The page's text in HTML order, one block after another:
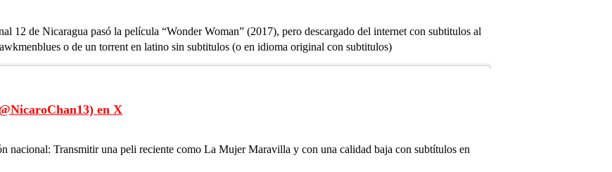
12 de Nicaragua pasó la película “Wonder Woman” (2017), pero descargado del internet con subtitulos al
o de un torrent en latino sin subtitulos (o en idioma original con subtitulos)
en X
nacional: Transmitir una peli reciente como La Mujer Maravilla y con una calidad baja con subtítulos en